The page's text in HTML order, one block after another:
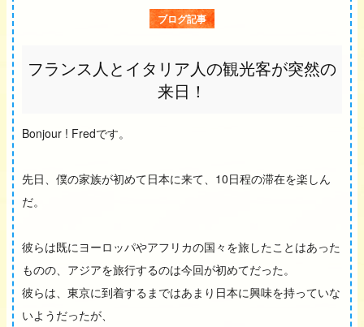
ブログ記事
フランス人とイタリア人の観光客が突然の
来日！
Bonjour ! Fredです。
先日、僕の家族が初めて日本に来て、10日程の滞在を楽しん
だ。
彼らは既にヨーロッパやアフリカの国々を旅したことはあった
ものの、アジアを旅行するのは今回が初めてだった。
彼らは、東京に到着するまではあまり日本に興味を持っていな
いようだったが、